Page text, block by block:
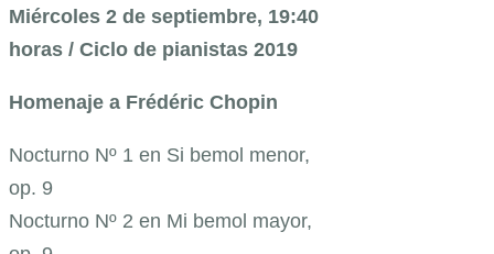
Miércoles 2 de septiembre, 19:40
horas / Ciclo de pianistas 2019
Homenaje a Frédéric Chopin
Nocturno Nº 1 en Si bemol menor,
op. 9
Nocturno Nº 2 en Mi bemol mayor,